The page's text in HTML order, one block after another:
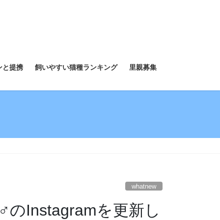
と提携 飼いやすい猫種ランキング 里親募集
whatnew
Instagramを更新し